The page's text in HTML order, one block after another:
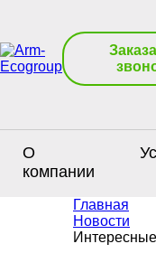
О
компании
Главная
Новости